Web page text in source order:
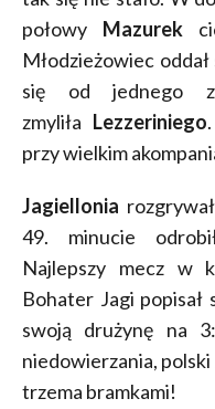
połowy Mazurek
Młodzieżowiec
się od jednego
zmyliła Lezzeriniego
przy wielkim
Jagiellonia
49. minucie
Najlepszy mecz w
Bohater Jagi
swoją drużynę na
niedowierzania,
trzema bramkami!